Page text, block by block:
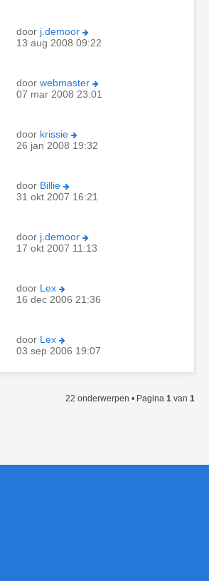
door j.demoor
13 aug 2008 09:22
door webmaster
07 mar 2008 23:01
door krissie
26 jan 2008 19:32
door Billie
31 okt 2007 16:21
door j.demoor
17 okt 2007 11:13
door Lex
16 dec 2006 21:36
door Lex
03 sep 2006 19:07
22 onderwerpen • Pagina 1 van 1